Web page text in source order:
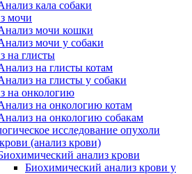
кала собаки
мочи
мочи кошки
мочи у собаки
на глисты
на глисты котам
на глисты у собаки
на онкологию
на онкологию котам
на онкологию собакам
исследование опухоли
(анализ крови)
анализ крови
Биохимический анализ крови у